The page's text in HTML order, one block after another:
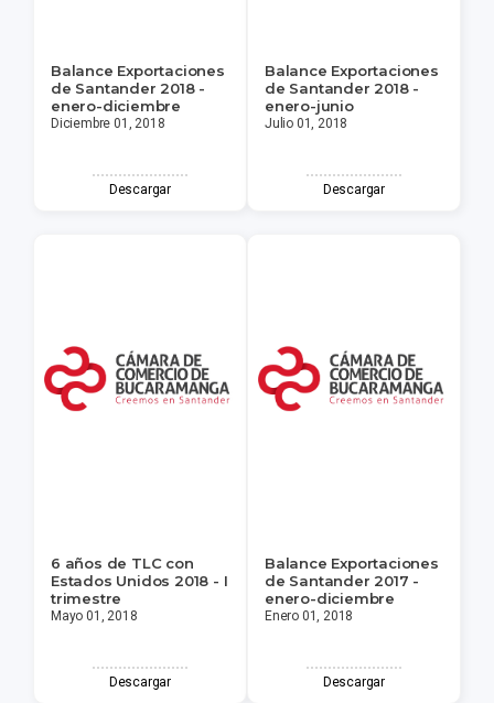
Balance Exportaciones
de Santander 2018 -
enero-diciembre
Diciembre 01, 2018
Descargar
Balance Exportaciones
de Santander 2018 -
enero-junio
Julio 01, 2018
Descargar
6 años de TLC con
Estados Unidos 2018 - I
trimestre
Mayo 01, 2018
Descargar
Balance Exportaciones
de Santander 2017 -
enero-diciembre
Enero 01, 2018
Descargar